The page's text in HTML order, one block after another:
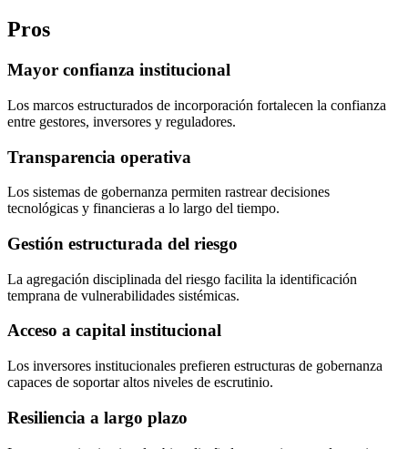
Pros
Mayor confianza institucional
Los marcos estructurados de incorporación fortalecen la confianza
entre gestores, inversores y reguladores.
Transparencia operativa
Los sistemas de gobernanza permiten rastrear decisiones
tecnológicas y financieras a lo largo del tiempo.
Gestión estructurada del riesgo
La agregación disciplinada del riesgo facilita la identificación
temprana de vulnerabilidades sistémicas.
Acceso a capital institucional
Los inversores institucionales prefieren estructuras de gobernanza
capaces de soportar altos niveles de escrutinio.
Resiliencia a largo plazo